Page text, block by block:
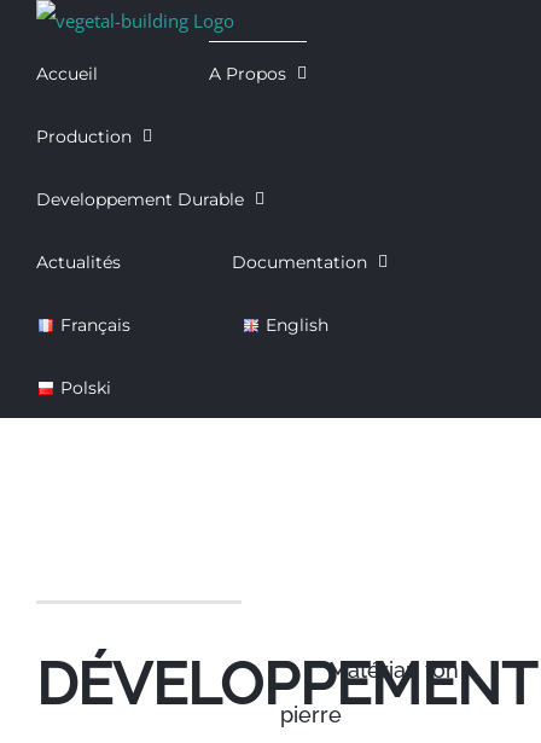
Passer
Accueil A Propos
Production
Developpement Durable
Actualités Documentation
Français English
Polski
DÉVELOPPEMENT
Matériau ton
pierre